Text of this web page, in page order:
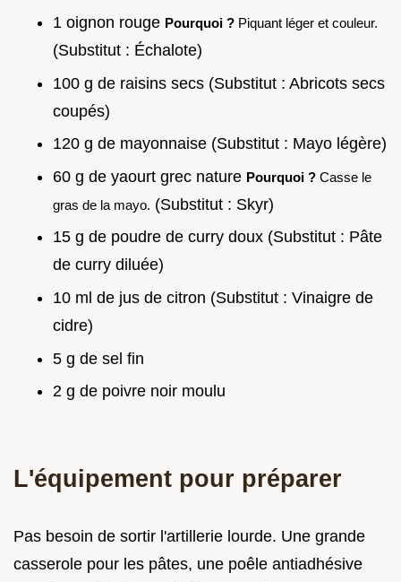
1 oignon rouge Pourquoi ? Piquant léger et couleur.
(Substitut : Échalote)
100 g de raisins secs (Substitut : Abricots secs
coupés)
120 g de mayonnaise (Substitut : Mayo légère)
60 g de yaourt grec nature Pourquoi ? Casse le
gras de la mayo. (Substitut : Skyr)
15 g de poudre de curry doux (Substitut : Pâte
de curry diluée)
10 ml de jus de citron (Substitut : Vinaigre de
cidre)
5 g de sel fin
2 g de poivre noir moulu
L'équipement pour préparer
Pas besoin de sortir l'artillerie lourde. Une grande
casserole pour les pâtes, une poêle antiadhésive